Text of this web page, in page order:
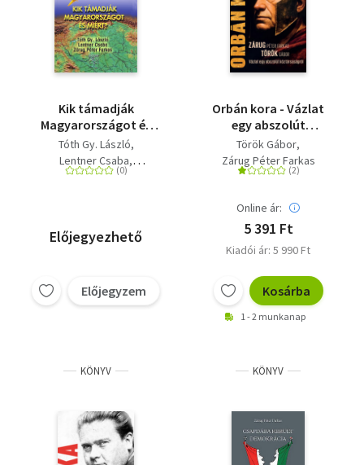
Kik támadják
Magyarországot és
miért?
Tóth Gy. László
Lentner Csaba
Zárug Péter Farkas
Előjegyezhető
Előjegyzem
Orbán kora - Vázlat
egy abszolút
köztársaságról
Török Gábor
Zárug Péter Farkas
Online ár:
5 391 Ft
Kiadói ár: 5 990 Ft
Kosárba
1 - 2 munkanap
KÖNYV KÖNYV